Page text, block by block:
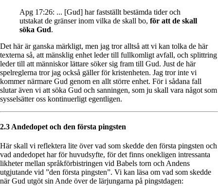
Apg 17:26: ... [Gud] har fastställt bestämda tider och
utstakat de gränser inom vilka de skall bo, för att de skall
söka Gud.
Det här är ganska märkligt, men jag tror alltså att vi kan tolka de här
texterna så, att mänsklig enhet leder till fullkomligt avfall, och splittring
leder till att människor lättare söker sig fram till Gud. Just de här
spelreglerna tror jag också gäller för kristenheten. Jag tror inte vi
kommer närmare Gud genom en allt större enhet. För i sådana fall
slutar även vi att söka Gud och sanningen, som ju skall vara något som
sysselsätter oss kontinuerligt egentligen.
2.3 Andedopet och den första pingsten
Här skall vi reflektera lite över vad som skedde den första pingsten och
vad andedopet har för huvudsyfte, för det finns onekligen intressanta
likheter mellan språkförbistringen vid Babels torn och Andens
utgjutande vid ”den första pingsten”. Vi kan läsa om vad som skedde
när Gud utgöt sin Ande över de lärjungarna på pingstdagen: